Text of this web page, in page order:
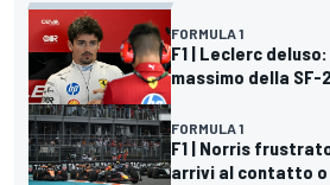
FORMULA 1
F1 | Leclerc
massimo della
FORMULA 1
F1 | Norris
arrivi al contatto o